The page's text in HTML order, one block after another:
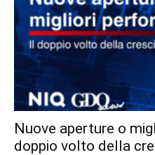
Nuove aperture o
doppio volto della